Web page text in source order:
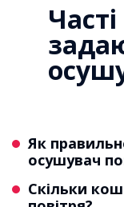
Як
осушувач
Правильно
Скільки